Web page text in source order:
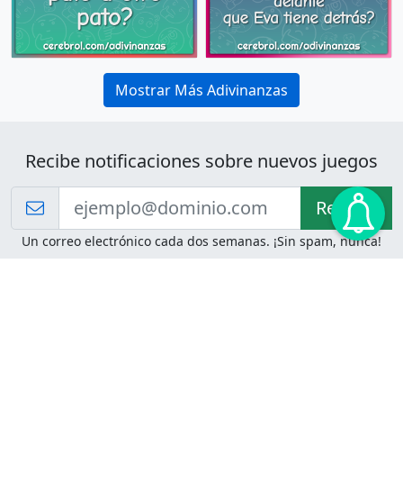
Mostrar Más Adivinanzas
Recibe notificaciones sobre nuevos juegos
Recibir!
Un correo electrónico cada dos semanas. ¡Sin spam, nunca!